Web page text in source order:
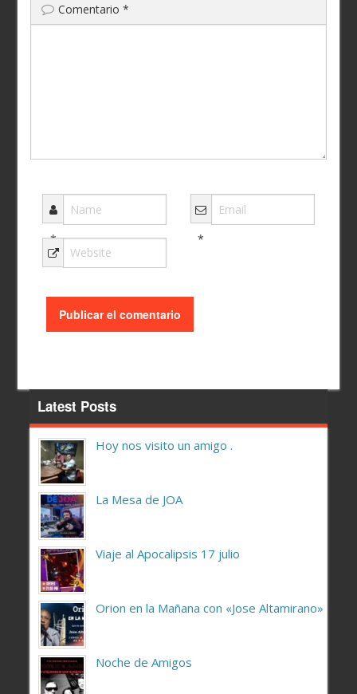
Comentario*
* *
Latest Posts
Hoy nos visito un amigo .
La Mesa de JOA
Viaje al Apocalipsis 17 julio
Orion en la Mañana con «Jose Altamirano»
Noche de Amigos